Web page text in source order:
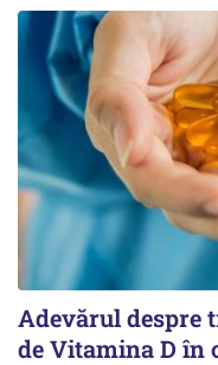
Adevărul despre
de Vitamina D în